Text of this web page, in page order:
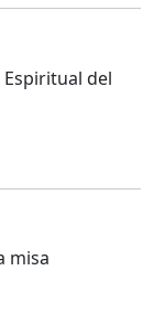
del
misa